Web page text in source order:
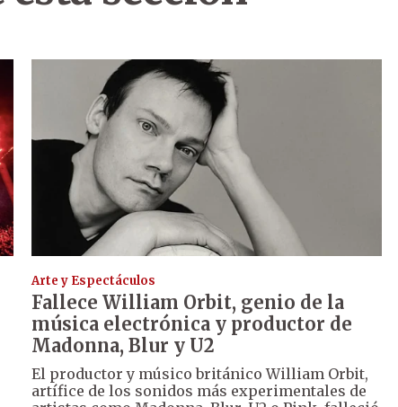
Arte y Espectáculos
Fallece William Orbit, genio de la
música electrónica y productor de
Madonna, Blur y U2
El productor y músico británico William Orbit,
artífice de los sonidos más experimentales de